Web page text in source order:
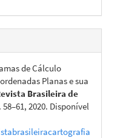
de Cálculo
Planas e sua
Brasileira de
2020. Disponível